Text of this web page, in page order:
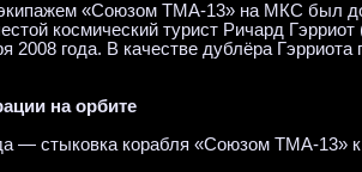
«Союзом ТМА-13» на МКС был
космический турист Ричард
2008 года. В качестве дублёра
на орбите
— стыковка корабля «Союзом ТМА-13»